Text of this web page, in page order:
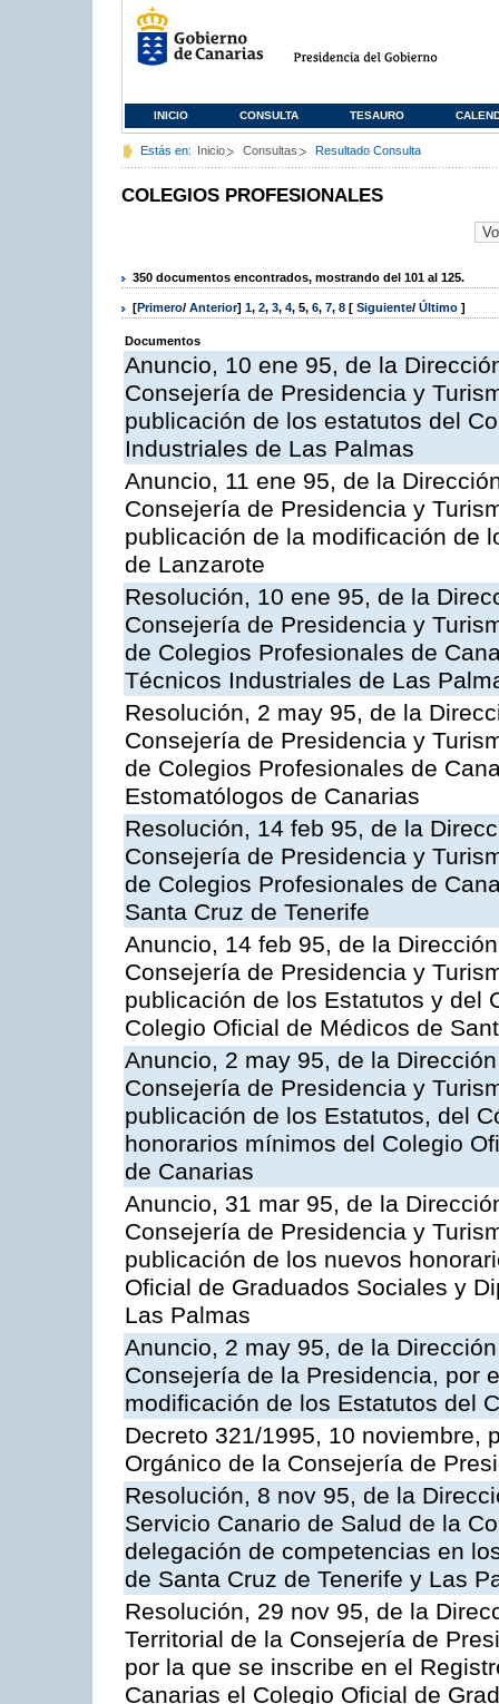
INICIO CONSULTA TESAURO
Estás en: Inicio Consultas Resultado Consulta
COLEGIOS PROFESIONALES
350 documentos encontrados, mostrando del 101 al 125.
[Primero/ Anterior] 1, 2, 3, 4, 5, 6, 7, 8 [ Siguiente/ Último ]
Documentos
Anuncio, 10 ene 95, de la
Consejería de Presidencia y
publicación de los estatutos del
Industriales de Las Palmas
Anuncio, 11 ene 95, de la
Consejería de Presidencia y
publicación de la modificación de
de Lanzarote
Resolución, 10 ene 95, de la
Consejería de Presidencia y
de Colegios Profesionales de
Técnicos Industriales de Las
Resolución, 2 may 95, de la
Consejería de Presidencia y
de Colegios Profesionales de
Estomatólogos de Canarias
Resolución, 14 feb 95, de la
Consejería de Presidencia y
de Colegios Profesionales de
Santa Cruz de Tenerife
Anuncio, 14 feb 95, de la
Consejería de Presidencia y
publicación de los Estatutos y del
Colegio Oficial de Médicos de
Anuncio, 2 may 95, de la
Consejería de Presidencia y
publicación de los Estatutos, del
honorarios mínimos del Colegio
de Canarias
Anuncio, 31 mar 95, de la
Consejería de Presidencia y
publicación de los nuevos
Oficial de Graduados Sociales y
Las Palmas
Anuncio, 2 may 95, de la
Consejería de la Presidencia, por
modificación de los Estatutos del
Decreto 321/1995, 10 noviembre,
Orgánico de la Consejería de
Resolución, 8 nov 95, de la
Servicio Canario de Salud de la
delegación de competencias en
de Santa Cruz de Tenerife y Las
Resolución, 29 nov 95, de la
Territorial de la Consejería de
por la que se inscribe en el
Canarias el Colegio Oficial de